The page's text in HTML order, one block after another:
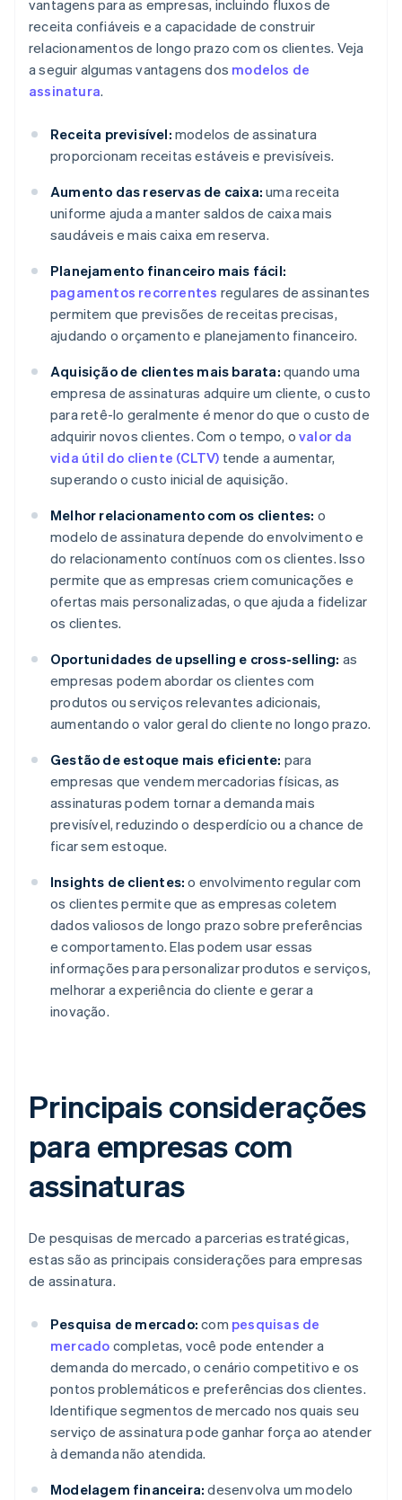
vantagens para as empresas, incluindo fluxos de
receita confiáveis e a capacidade de construir
relacionamentos de longo prazo com os clientes. Veja
a seguir algumas vantagens dos modelos de
assinatura.
Receita previsível: modelos de assinatura
proporcionam receitas estáveis e previsíveis.
Aumento das reservas de caixa: uma receita
uniforme ajuda a manter saldos de caixa mais
saudáveis e mais caixa em reserva.
Planejamento financeiro mais fácil:
pagamentos recorrentes regulares de assinantes
permitem que previsões de receitas precisas,
ajudando o orçamento e planejamento financeiro.
Aquisição de clientes mais barata: quando uma
empresa de assinaturas adquire um cliente, o custo
para retê-lo geralmente é menor do que o custo de
adquirir novos clientes. Com o tempo, o valor da
vida útil do cliente (CLTV) tende a aumentar,
superando o custo inicial de aquisição.
Melhor relacionamento com os clientes: o
modelo de assinatura depende do envolvimento e
do relacionamento contínuos com os clientes. Isso
permite que as empresas criem comunicações e
ofertas mais personalizadas, o que ajuda a fidelizar
os clientes.
Oportunidades de upselling e cross-selling: as
empresas podem abordar os clientes com
produtos ou serviços relevantes adicionais,
aumentando o valor geral do cliente no longo prazo.
Gestão de estoque mais eficiente: para
empresas que vendem mercadorias físicas, as
assinaturas podem tornar a demanda mais
previsível, reduzindo o desperdício ou a chance de
ficar sem estoque.
Insights de clientes: o envolvimento regular com
os clientes permite que as empresas coletem
dados valiosos de longo prazo sobre preferências
e comportamento. Elas podem usar essas
informações para personalizar produtos e serviços,
melhorar a experiência do cliente e gerar a
inovação.
Principais considerações
para empresas com
assinaturas
De pesquisas de mercado a parcerias estratégicas,
estas são as principais considerações para empresas
de assinatura.
Pesquisa de mercado: com pesquisas de
mercado completas, você pode entender a
demanda do mercado, o cenário competitivo e os
pontos problemáticos e preferências dos clientes.
Identifique segmentos de mercado nos quais seu
serviço de assinatura pode ganhar força ao atender
à demanda não atendida.
Modelagem financeira: desenvolva um modelo